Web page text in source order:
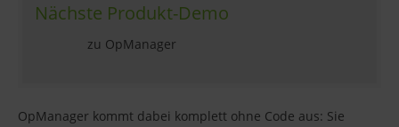
Nächste Produkt-Demo
zu OpManager
OpManager kommt dabei komplett ohne Code aus: Sie